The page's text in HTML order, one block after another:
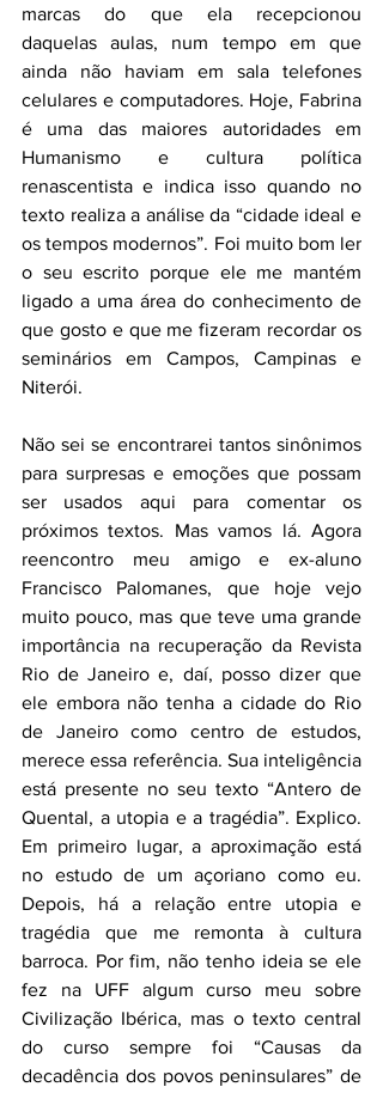
marcas do que ela recepcionou
daquelas aulas, num tempo em que
ainda não haviam em sala telefones
celulares e computadores. Hoje, Fabrina
é uma das maiores autoridades em
Humanismo e cultura política
renascentista e indica isso quando no
texto realiza a análise da “cidade ideal e
os tempos modernos”. Foi muito bom ler
o seu escrito porque ele me mantém
ligado a uma área do conhecimento de
que gosto e que me fizeram recordar os
seminários em Campos, Campinas e
Niterói.
Não sei se encontrarei tantos sinônimos
para surpresas e emoções que possam
ser usados aqui para comentar os
próximos textos. Mas vamos lá. Agora
reencontro meu amigo e ex-aluno
Francisco Palomanes, que hoje vejo
muito pouco, mas que teve uma grande
importância na recuperação da Revista
Rio de Janeiro e, daí, posso dizer que
ele embora não tenha a cidade do Rio
de Janeiro como centro de estudos,
merece essa referência. Sua inteligência
está presente no seu texto “Antero de
Quental, a utopia e a tragédia”. Explico.
Em primeiro lugar, a aproximação está
no estudo de um açoriano como eu.
Depois, há a relação entre utopia e
tragédia que me remonta à cultura
barroca. Por fim, não tenho ideia se ele
fez na UFF algum curso meu sobre
Civilização Ibérica, mas o texto central
do curso sempre foi “Causas da
decadência dos povos peninsulares” de